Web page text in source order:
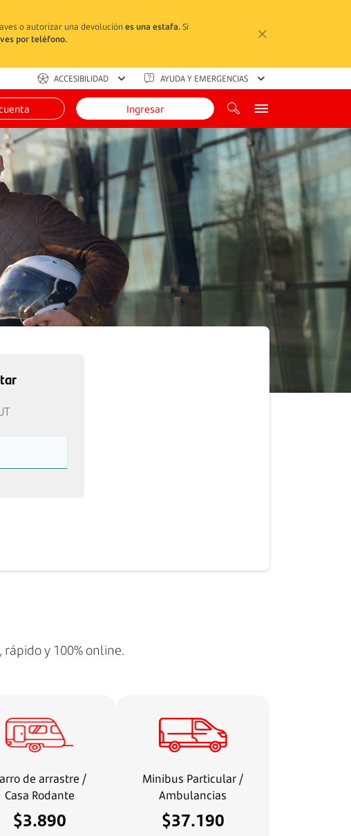
o autorizar una devoluciónes una estafa.Si
por teléfono.
ACCESIBILIDAD AYUDA Y EMERGENCIAS
Ingresar
y 100% online.
de arrastre /
Casa Rodante
$3.890
Minibus Particular /
Ambulancias
$37.190